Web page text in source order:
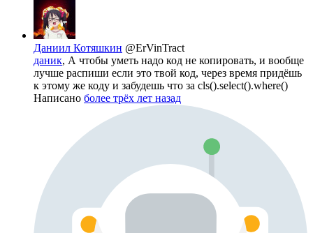
Даниил Котяшкин @ErVinTract
даник, А чтобы уметь надо код не копировать, и вообще
лучше распиши если это твой код, через время придёшь
к этому же коду и забудешь что за cls().select().where()
Написано более трёх лет назад